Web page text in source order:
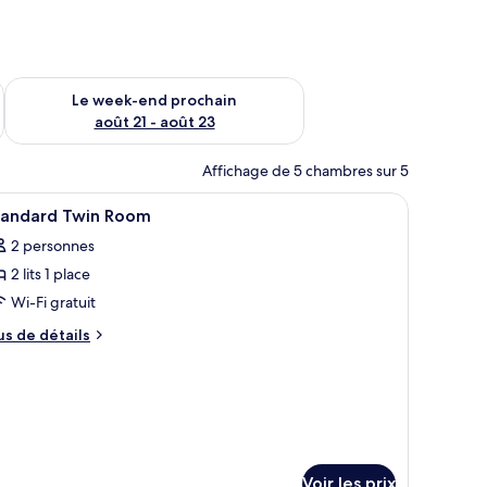
août 14 - août 16
Le week-end prochain
août 21 - août 23
Vérifier la disponibilité pour le week-end prochain août 21 -
Affichage de 5 chambres sur 5
bureau, une chaise et une fenêtre donnant sur la ville.
Une chambre d’hôtel avec deux lits, un
1 Twin Room
2 personnes
2 lits 1 place
Wi-Fi gratuit
de détails